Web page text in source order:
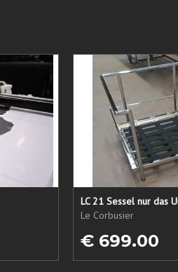
Le Corbusier
€ 699.00